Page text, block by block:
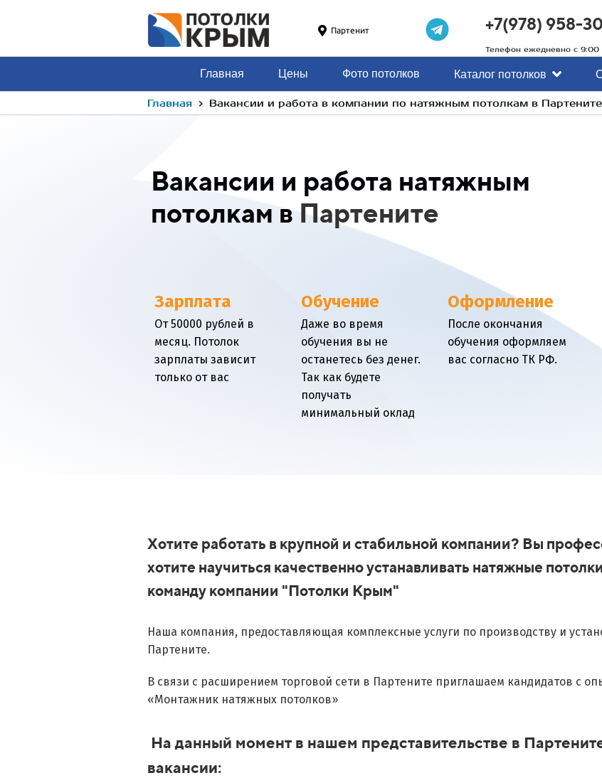
Партенит +7(978) 958-
Телефон ежедневно с 9:00
Главная Цены Фото потолков Каталог потолков
Главная › Вакансии и работа в компании по натяжным потолкам в
Вакансии и работа натяжным
потолкам вПартените
Зарплата
От 50000 рублей в
месяц. Потолок
зарплаты зависит
только от вас
Обучение
Даже во время
обучения вы не
останетесь без денег.
Так как будете
получать
минимальный оклад
Оформление
После окончания
обучения оформляем
вас согласно ТК РФ.
Хотите работать в крупной и стабильной компании? Вы
хотите научиться качественно устанавливать натяжные
команду компании "Потолки Крым"
Наша компания, предоставляющая комплексные услуги по производству и
Партените.
В связи с расширением торговой сети в Партените приглашаем кандидатов с
«Монтажник натяжных потолков»
На данный момент в нашем представительстве в
вакансии: